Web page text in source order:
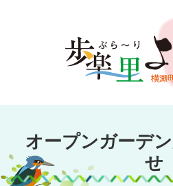
文
キ
オープン
横
オープンガーデ
せ